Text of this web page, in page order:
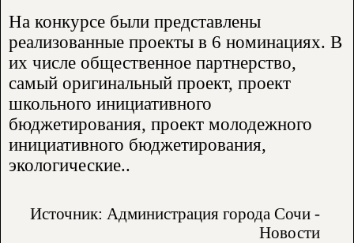
На конкурсе были представлены
реализованные проекты в 6 номинациях. В
их числе общественное партнерство,
самый оригинальный проект, проект
школьного инициативного
бюджетирования, проект молодежного
инициативного бюджетирования,
экологические..
Источник: Администрация города Сочи -
Новости